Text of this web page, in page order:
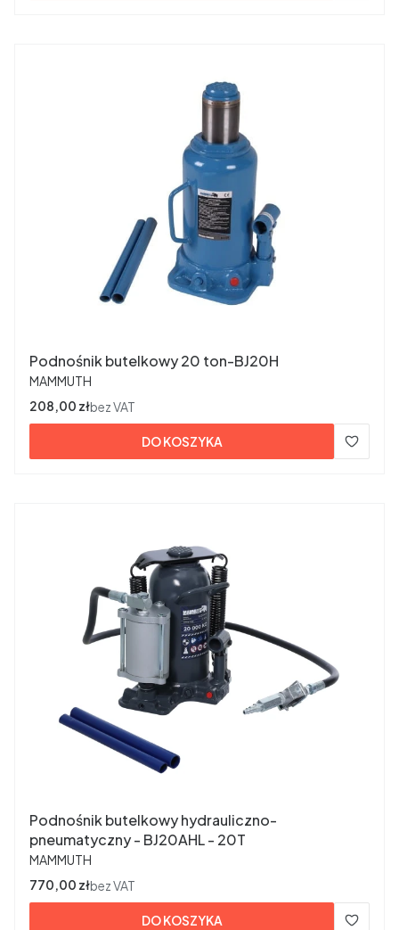
Podnośnik butelkowy 20 ton-BJ20H
PRODUCENT
MAMMUTH
Cena
208,00 złbez VAT
DO KOSZYKA
Podnośnik butelkowy hydrauliczno-
pneumatyczny - BJ20AHL - 20T
PRODUCENT
MAMMUTH
Cena
770,00 złbez VAT
DO KOSZYKA